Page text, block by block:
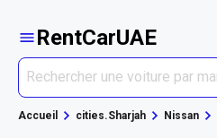
RentCarUAE
Accueil cities.Sharjah Nissan